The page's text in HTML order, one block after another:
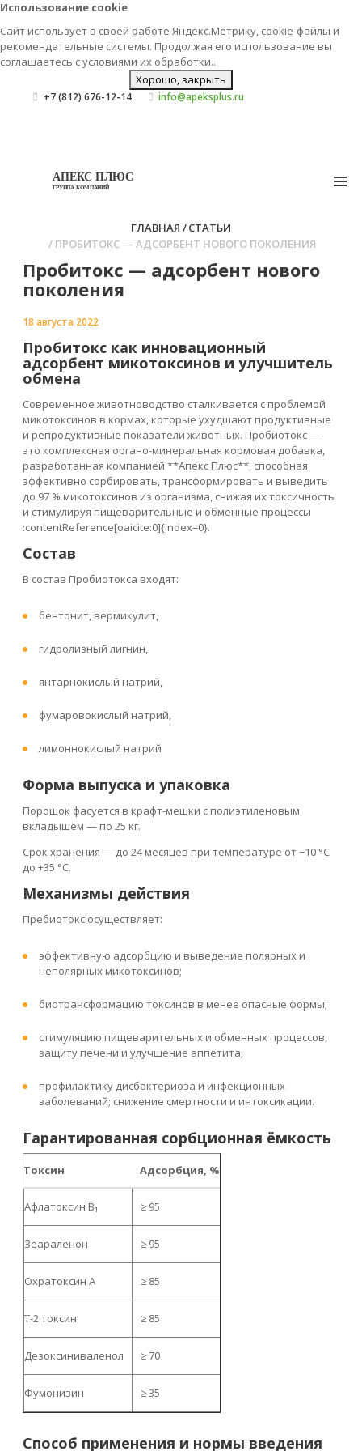
Использование cookie
Сайт использует в своей работе Яндекс.Метрику, cookie-файлы и
рекомендательные системы. Продолжая его использование вы
соглашаетесь с условиями их обработки..
Хорошо, закрыть
+7 (812) 676-12-14 info@apeksplus.ru
АПЕКС ПЛЮС
ГРУППА КОМПАНИЙ
ГЛАВНАЯ
СТАТЬИ
ПРОБИТОКС — АДСОРБЕНТ НОВОГО ПОКОЛЕНИЯ
Пробитокс — адсорбент нового
поколения
18 августа 2022
Пробитокс как инновационный
адсорбент микотоксинов и улучшитель
обмена
Современное животноводство сталкивается с проблемой
микотоксинов в кормах, которые ухудшают продуктивные
и репродуктивные показатели животных. Пробиотокс —
это комплексная органо-минеральная кормовая добавка,
разработанная компанией **Апекс Плюс**, способная
эффективно сорбировать, трансформировать и выведить
до 97 % микотоксинов из организма, снижая их токсичность
и стимулируя пищеварительные и обменные процессы
:contentReference[oaicite:0]{index=0}.
Состав
В состав Пробиотокса входят:
бентонит, вермикулит,
гидролизный лигнин,
янтарнокислый натрий,
фумаровокислый натрий,
лимоннокислый натрий
Форма выпуска и упаковка
Порошок фасуется в крафт-мешки с полиэтиленовым
вкладышем — по 25 кг.
Срок хранения — до 24 месяцев при температуре от −10 °C
до +35 °C.
Механизмы действия
Пребиотокс осуществляет:
эффективную адсорбцию и выведение полярных и
неполярных микотоксинов;
биотрансформацию токсинов в менее опасные формы;
стимуляцию пищеварительных и обменных процессов,
защиту печени и улучшение аппетита;
профилактику дисбактериоза и инфекционных
заболеваний; снижение смертности и интоксикации.
Гарантированная сорбционная ёмкость
Токсин Адсорбция, %
Афлатоксин B₁ ≥ 95
Зеараленон ≥ 95
Охратоксин A ≥ 85
Т-2 токсин ≥ 85
Дезоксиниваленол ≥ 70
Фумонизин ≥ 35
Способ применения и нормы введения